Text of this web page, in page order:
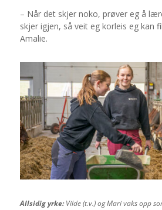
– Når det skjer noko, prøver eg å
skjer igjen, så veit eg korleis eg kan
Amalie.
Allsidig yrke:Vilde (t.v.) og Mari vaks opp